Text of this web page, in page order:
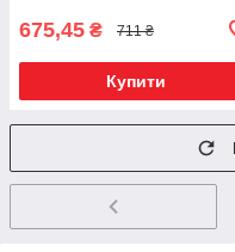
675,45 ₴ 711 ₴
Купити